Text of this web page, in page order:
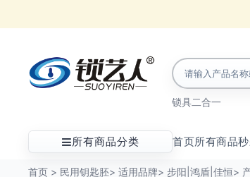
锁具二合一
所有商品分类 首页所有商品
首页 > 民用钥匙胚> 适用品牌> 步阳|鸿盾|佳恒>